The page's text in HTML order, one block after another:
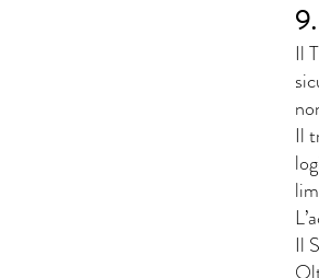
Il
Il
Il